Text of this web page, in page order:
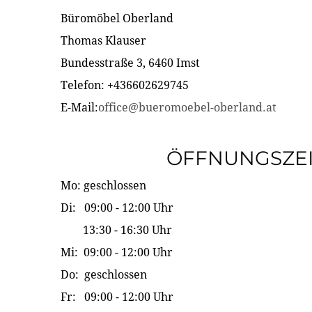
Büromöbel Oberland
Thomas Klauser
Bundesstraße 3, 6460 Imst
Telefon: +436602629745
E-Mail:office@bueromoebel-oberland.at
Mo: geschlossen
Di: 09:00 - 12:00 Uhr
13:30 - 16:30 Uhr
Mi: 09:00 - 12:00 Uhr
Do: geschlossen
Fr: 09:00 - 12:00 Uhr